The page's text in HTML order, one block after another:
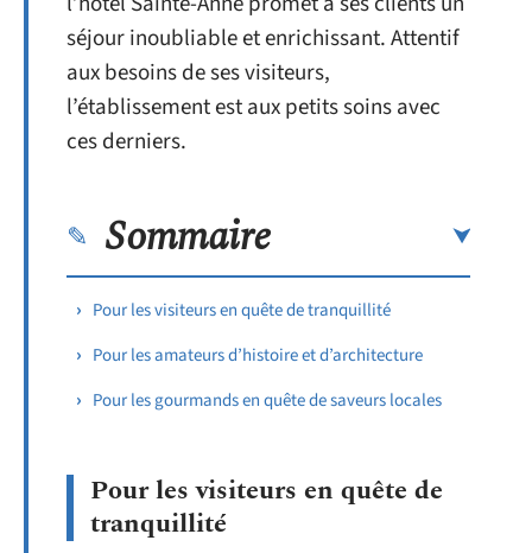
séjour inoubliable et enrichissant. Attentif
aux besoins de ses visiteurs,
l’établissement est aux petits soins avec
ces derniers.
Sommaire
Pour les visiteurs en quête de tranquillité
Pour les amateurs d’histoire et d’architecture
Pour les gourmands en quête de saveurs locales
Pour les visiteurs en quête de
tranquillité